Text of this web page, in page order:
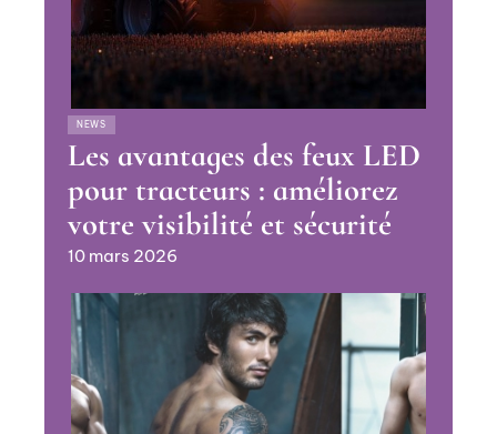
NEWS
Les avantages des feux LED
pour tracteurs : améliorez
votre visibilité et sécurité
10 mars 2026